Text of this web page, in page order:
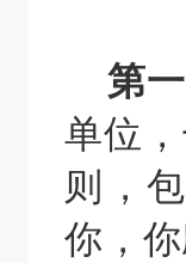
第
单位
则，
你，